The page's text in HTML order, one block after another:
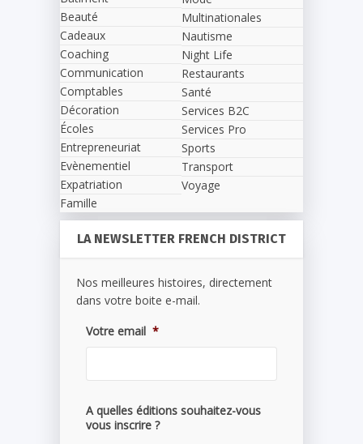
Beauté
Cadeaux
Coaching
Communication
Comptables
Décoration
Écoles
Entrepreneuriat
Evènementiel
Expatriation
Famille
Multinationales
Nautisme
Night Life
Restaurants
Santé
Services B2C
Services Pro
Sports
Transport
Voyage
LA NEWSLETTER FRENCH DISTRICT
Nos meilleures histoires, directement
dans votre boite e-mail.
Votre email *
A quelles éditions souhaitez-vous
vous inscrire ?